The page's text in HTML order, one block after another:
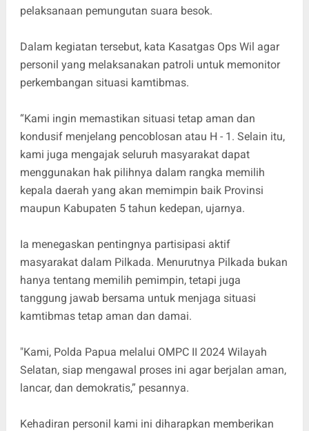
pelaksanaan pemungutan suara besok.
Dalam kegiatan tersebut, kata Kasatgas Ops Wil agar
personil yang melaksanakan patroli untuk memonitor
perkembangan situasi kamtibmas.
“Kami ingin memastikan situasi tetap aman dan
kondusif menjelang pencoblosan atau H - 1. Selain itu,
kami juga mengajak seluruh masyarakat dapat
menggunakan hak pilihnya dalam rangka memilih
kepala daerah yang akan memimpin baik Provinsi
maupun Kabupaten 5 tahun kedepan, ujarnya.
Ia menegaskan pentingnya partisipasi aktif
masyarakat dalam Pilkada. Menurutnya Pilkada bukan
hanya tentang memilih pemimpin, tetapi juga
tanggung jawab bersama untuk menjaga situasi
kamtibmas tetap aman dan damai.
"Kami, Polda Papua melalui OMPC II 2024 Wilayah
Selatan, siap mengawal proses ini agar berjalan aman,
lancar, dan demokratis,” pesannya.
Kehadiran personil kami ini diharapkan memberikan